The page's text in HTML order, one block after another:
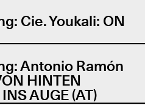
Cie. Youkali: ON
Antonio Ramón
HINTEN
AUGE (AT)